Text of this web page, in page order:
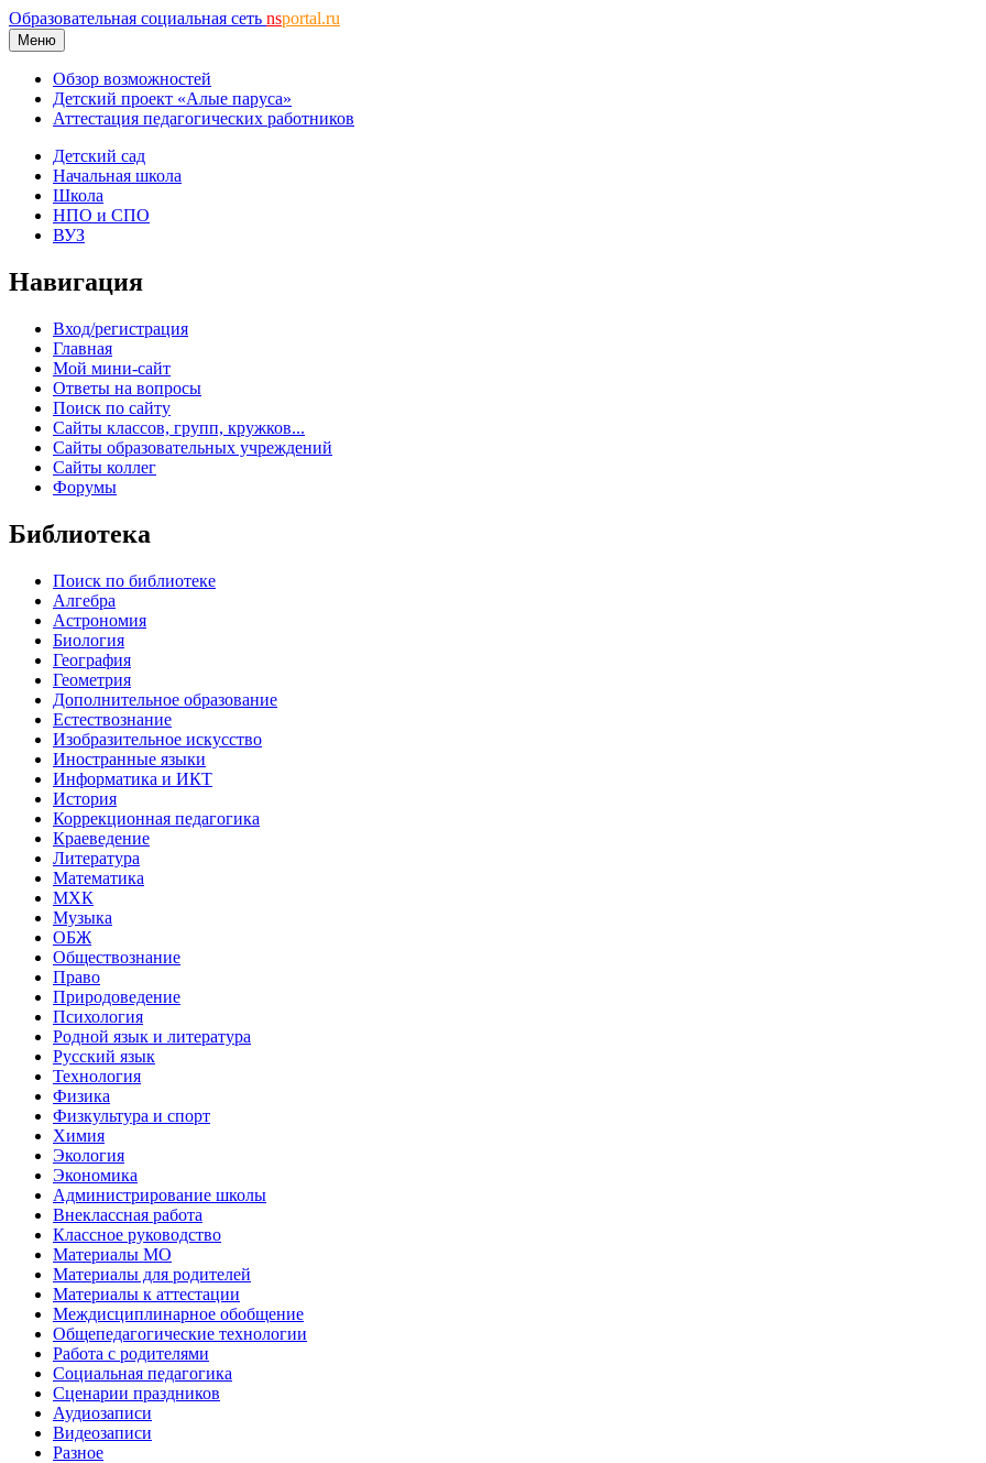
Образовательная социальная сеть nsportal.ru
Меню
Обзор возможностей
Детский проект «Алые паруса»
Аттестация педагогических работников
Детский сад
Начальная школа
Школа
НПО и СПО
ВУЗ
Навигация
Вход/регистрация
Главная
Мой мини-сайт
Ответы на вопросы
Поиск по сайту
Сайты классов, групп, кружков...
Сайты образовательных учреждений
Сайты коллег
Форумы
Библиотека
Поиск по библиотеке
Алгебра
Астрономия
Биология
География
Геометрия
Дополнительное образование
Естествознание
Изобразительное искусство
Иностранные языки
Информатика и ИКТ
История
Коррекционная педагогика
Краеведение
Литература
Математика
МХК
Музыка
ОБЖ
Обществознание
Право
Природоведение
Психология
Родной язык и литература
Русский язык
Технология
Физика
Физкультура и спорт
Химия
Экология
Экономика
Администрирование школы
Внеклассная работа
Классное руководство
Материалы МО
Материалы для родителей
Материалы к аттестации
Междисциплинарное обобщение
Общепедагогические технологии
Работа с родителями
Социальная педагогика
Сценарии праздников
Аудиозаписи
Видеозаписи
Разное